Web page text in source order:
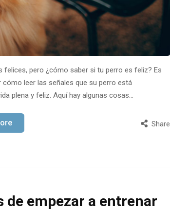
pero ¿cómo saber si tu perro es feliz? Es
leer las señales que su perro está
plena y feliz. Aquí hay algunas cosas…
Share
de empezar a entrenar